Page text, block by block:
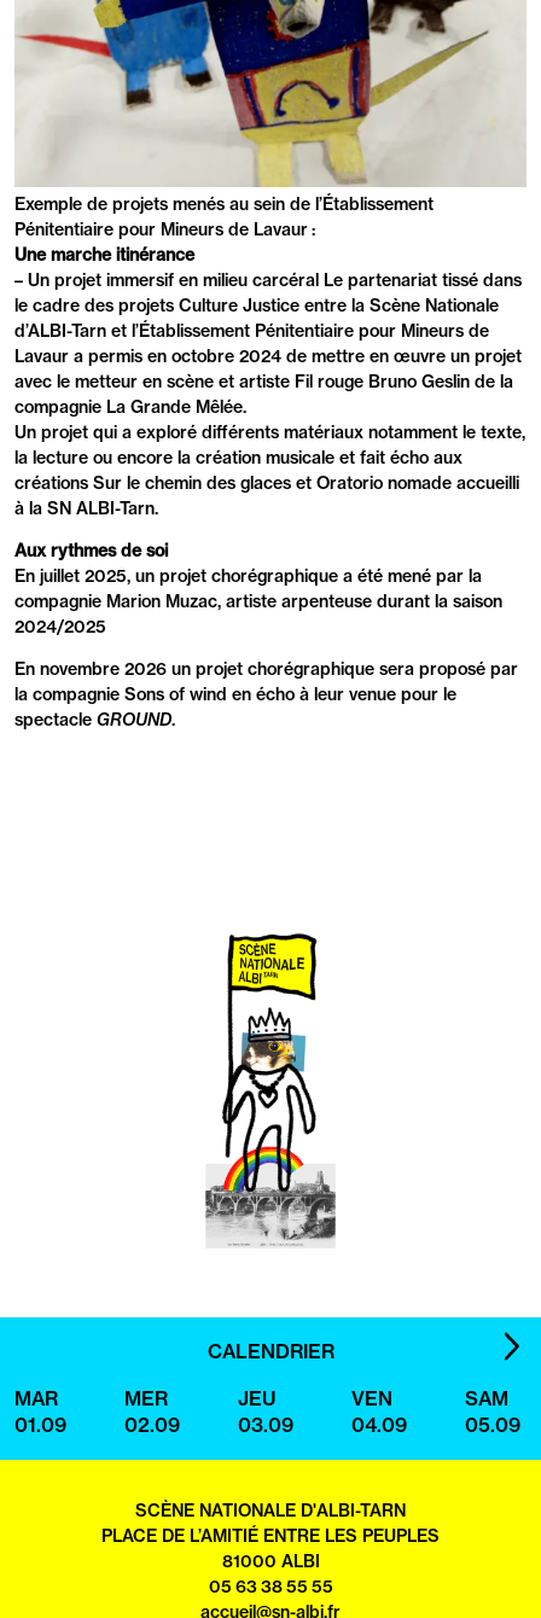
PRÉSENTATION
Exemple de projets menés au sein de l’Établissement
Pénitentiaire pour Mineurs de Lavaur :
Une marche itinérance
– Un projet immersif en milieu carcéral Le partenariat tissé dans
le cadre des projets Culture Justice entre la Scène Nationale
d’ALBI-Tarn et l’Établissement Pénitentiaire pour Mineurs de
Lavaur a permis en octobre 2024 de mettre en œuvre un projet
avec le metteur en scène et artiste Fil rouge Bruno Geslin de la
compagnie La Grande Mêlée.
Un projet qui a exploré différents matériaux notamment le texte,
la lecture ou encore la création musicale et fait écho aux
créations Sur le chemin des glaces et Oratorio nomade accueilli
à la SN ALBI-Tarn.
Aux rythmes de soi
En juillet 2025, un projet chorégraphique a été mené par la
compagnie Marion Muzac, artiste arpenteuse durant la saison
2024/2025
En novembre 2026 un projet chorégraphique sera proposé par
la compagnie Sons of wind en écho à leur venue pour le
spectacle GROUND.
CALENDRIER
MAR
01.09
MER
02.09
JEU
03.09
VEN
04.09
SAM
05.09
SCÈNE NATIONALE D'ALBI-TARN
PLACE DE L’AMITIÉ ENTRE LES PEUPLES
81000 ALBI
05 63 38 55 55
accueil@sn-albi.fr